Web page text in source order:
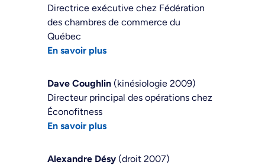
Directrice exécutive chez Fédération
des chambres de commerce du
Québec
En savoir plus
Dave Coughlin (kinésiologie 2009)
Directeur principal des opérations chez
Éconofitness
En savoir plus
Alexandre Désy (droit 2007)